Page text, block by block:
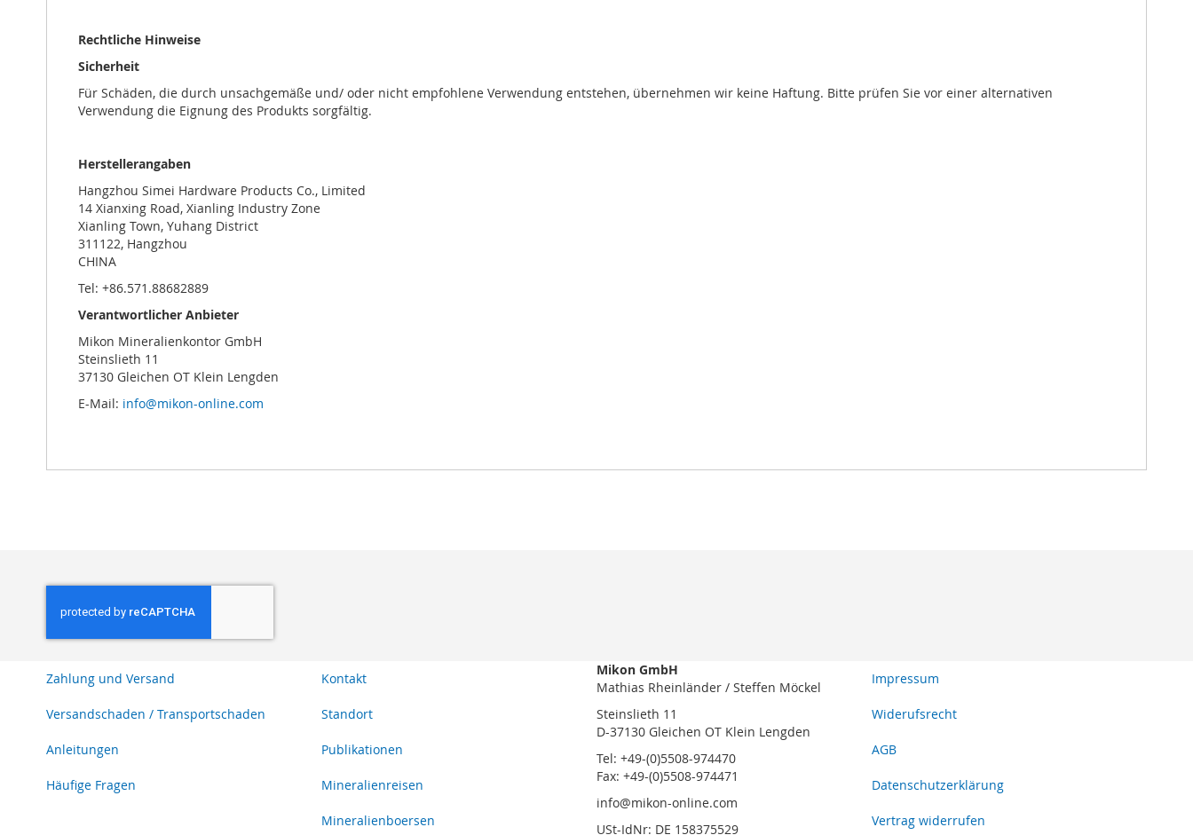
Rechtliche Hinweise
Sicherheit
Für Schäden, die durch unsachgemäße und/ oder nicht empfohlene Verwendung entstehen, übernehmen wir keine Haftung. Bitte prüfen Sie vor einer alternativen
Verwendung die Eignung des Produkts sorgfältig.
Herstellerangaben
Hangzhou Simei Hardware Products Co., Limited
14 Xianxing Road, Xianling Industry Zone
Xianling Town, Yuhang District
311122, Hangzhou
CHINA
Tel: +86.571.88682889
Verantwortlicher Anbieter
Mikon Mineralienkontor GmbH
Steinslieth 11
37130 Gleichen OT Klein Lengden
E-Mail: info@mikon-online.com
Zahlung und Versand
Versandschaden / Transportschaden
Anleitungen
Häufige Fragen
Kontakt
Standort
Publikationen
Mineralienreisen
Mineralienboersen
Mikon GmbH
Mathias Rheinländer / Steffen Möckel
Steinslieth 11
D-37130 Gleichen OT Klein Lengden
Tel: +49-(0)5508-974470
Fax: +49-(0)5508-974471
info@mikon-online.com
USt-IdNr: DE 158375529
Impressum
Widerufsrecht
AGB
Datenschutzerklärung
Vertrag widerrufen